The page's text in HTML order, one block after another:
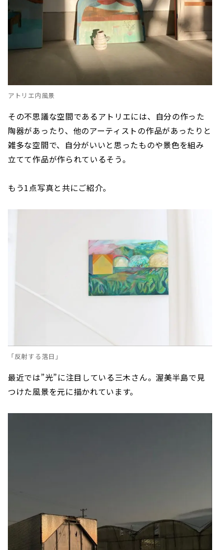
アトリエ内風景
その不思議な空間であるアトリエには、自分の作った
陶器があったり、他のアーティストの作品があったりと
雑多な空間で、自分がいいと思ったものや景色を組み
立てて作品が作られているそう。
もう1点写真と共にご紹介。
「反射する落日」
最近では”光”に注目している三木さん。渥美半島で見
つけた風景を元に描かれています。